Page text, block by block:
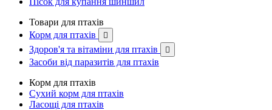
Товари для птахів
Корм для птахів

Здоров'я та вітаміни для птахів 
Засоби від паразитів для птахів
Корм для птахів
Сухий корм для птахів
Ласощі для птахів